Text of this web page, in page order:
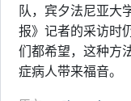
队，宾夕法尼亚大
报》记者的采访时
们都希望，这种方
症病人带来福音。